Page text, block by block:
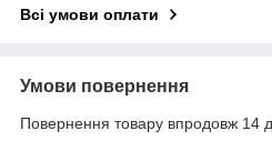
Всі умови оплати
Умови повернення
Повернення товару впродовж 14